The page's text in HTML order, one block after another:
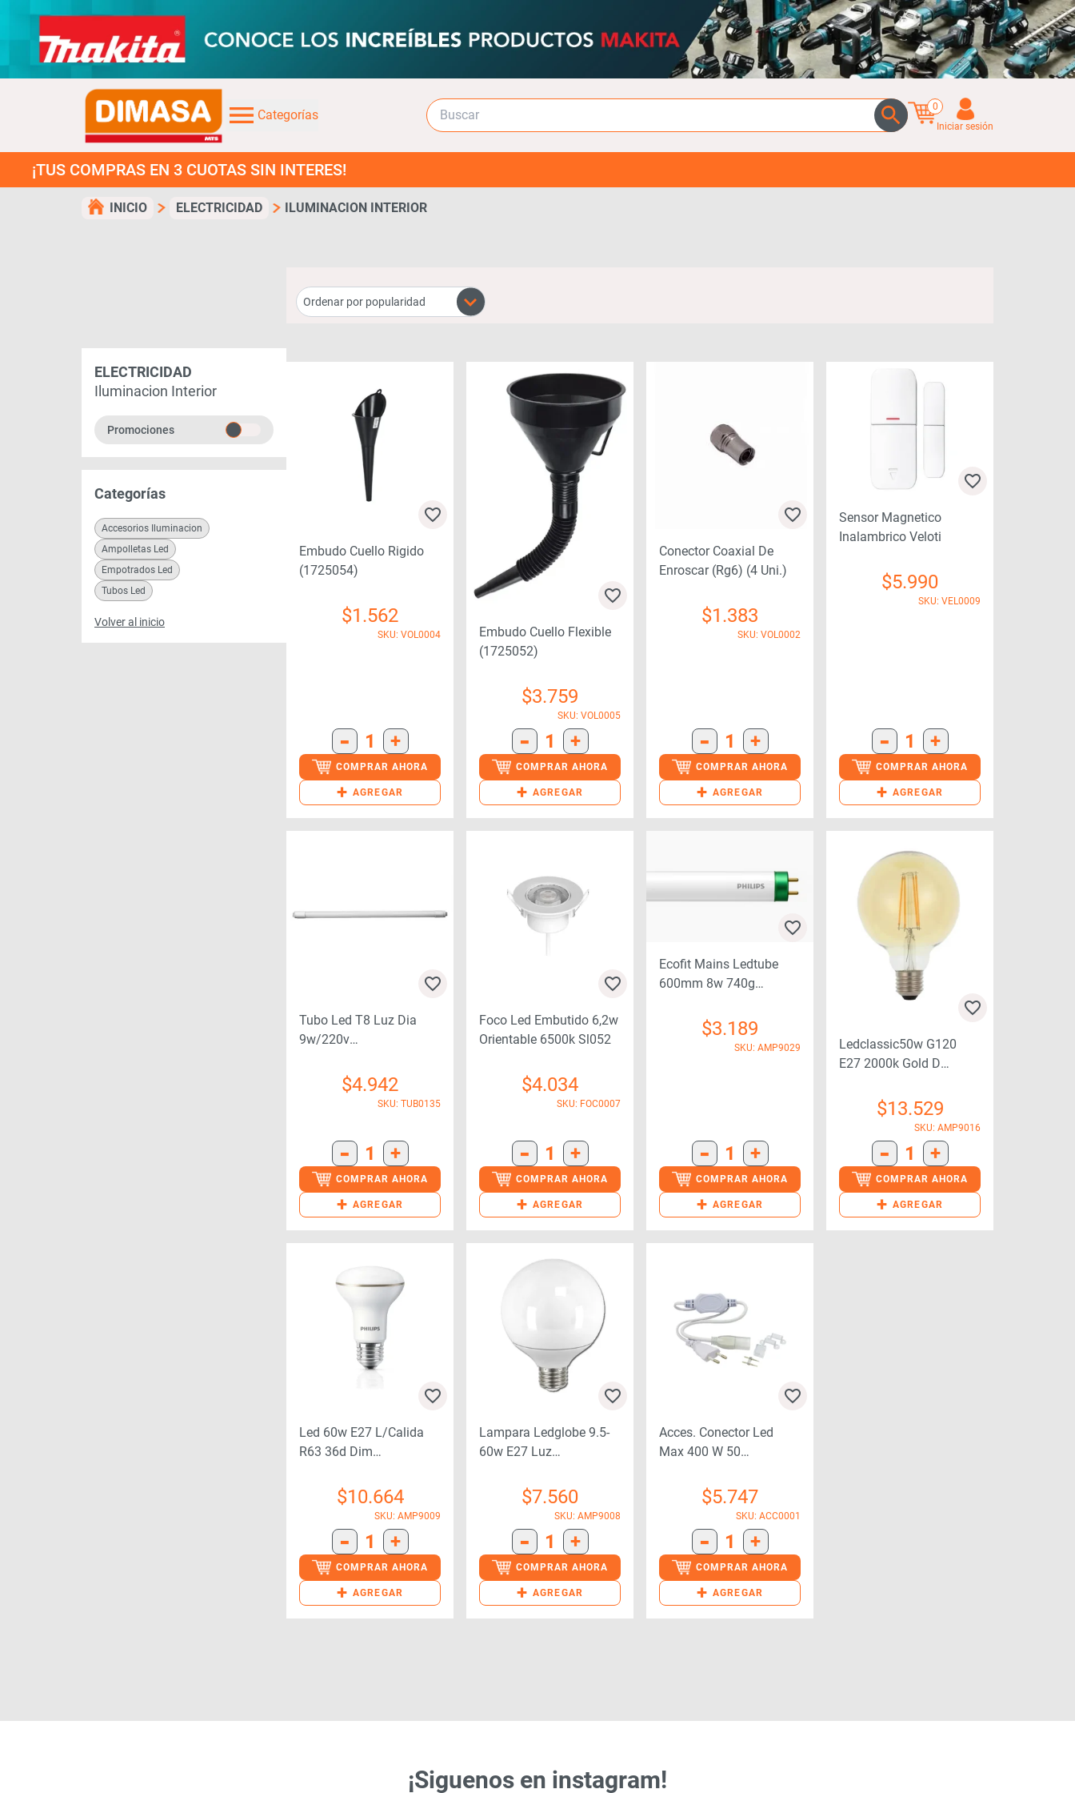
Categorías
0
Iniciar sesión
COMPRAS EN 3 CUOTAS SIN INTERES!
INICIO ELECTRICIDAD ILUMINACION INTERIOR
ELECTRICIDAD
Iluminacion Interior
Promociones
Categorías
Accesorios Iluminacion
Ampolletas Led
Empotrados Led
Tubos Led
Volver al inicio
Embudo Cuello Rigido
(1725054)
$1.562
SKU: VOL0004
- 1 +
COMPRAR AHORA
+ AGREGAR
Embudo Cuello Flexible
(1725052)
$3.759
SKU: VOL0005
- 1 +
COMPRAR AHORA
+ AGREGAR
Conector Coaxial De
Enroscar (rg6) (4 Uni.)
$1.383
SKU: VOL0002
- 1 +
COMPRAR AHORA
+ AGREGAR
Sensor Magnetico
Inalambrico Veloti
$5.990
SKU: VEL0009
- 1 +
COMPRAR AHORA
+ AGREGAR
Tubo Led T8 Luz Dia
9w/220v
$4.942
SKU: TUB0135
- 1 +
COMPRAR AHORA
+ AGREGAR
Foco Led Embutido 6,2w
Orientable 6500k Sl052
$4.034
SKU: FOC0007
- 1 +
COMPRAR AHORA
+ AGREGAR
Ecofit Mains Ledtube
600mm 8w 740g
$3.189
SKU: AMP9029
- 1 +
COMPRAR AHORA
+ AGREGAR
Ledclassic50w G120
E27 2000k Gold D
$13.529
SKU: AMP9016
- 1 +
COMPRAR AHORA
+ AGREGAR
Led 60w E27 L/calida
R63 36d Dim
$10.664
SKU: AMP9009
- 1 +
COMPRAR AHORA
+ AGREGAR
Lampara Ledglobe 9.5-
60w E27 Luz
$7.560
SKU: AMP9008
- 1 +
COMPRAR AHORA
+ AGREGAR
Acces. Conector Led
Max 400 W 50
$5.747
SKU: ACC0001
- 1 +
COMPRAR AHORA
+ AGREGAR
¡Siguenos en instagram!